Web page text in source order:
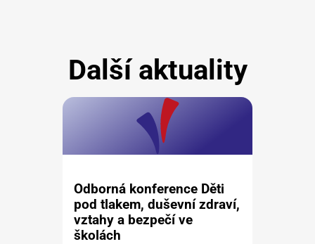
Další aktuality
Odborná konference Děti
pod tlakem, duševní zdraví,
vztahy a bezpečí ve
školách